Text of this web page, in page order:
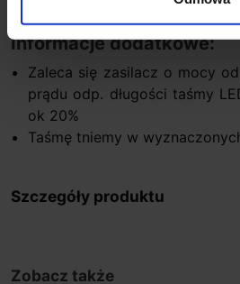
Montaż: obustronna taśma 3M
Informacje dodatkowe:
Zaleca się zasilacz o mocy
prądu odp. długości taśmy
ok 20%
Taśmę tniemy w
Szczegóły produktu
Zobacz także